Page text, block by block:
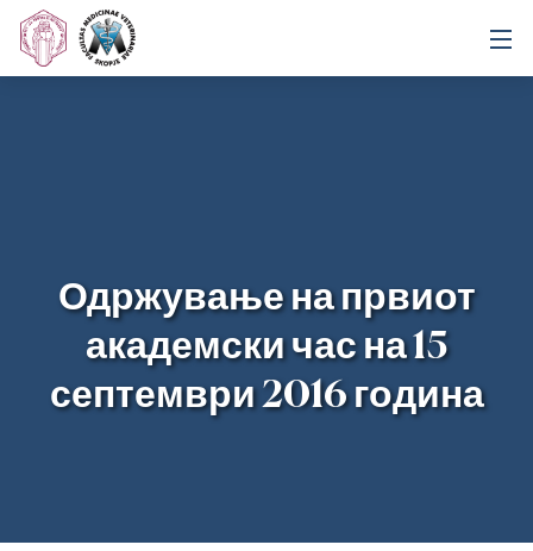
Одржување на првиот
академски час на 15
септември 2016 година